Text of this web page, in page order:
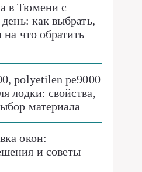
в Тюмени с
как выбрать,
на что обратить
polyetilen pe9000
лодки: свойства,
материала
окон:
и советы